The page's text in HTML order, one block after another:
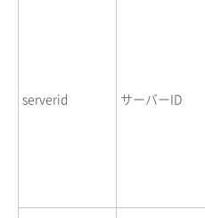
serverid サーバーID